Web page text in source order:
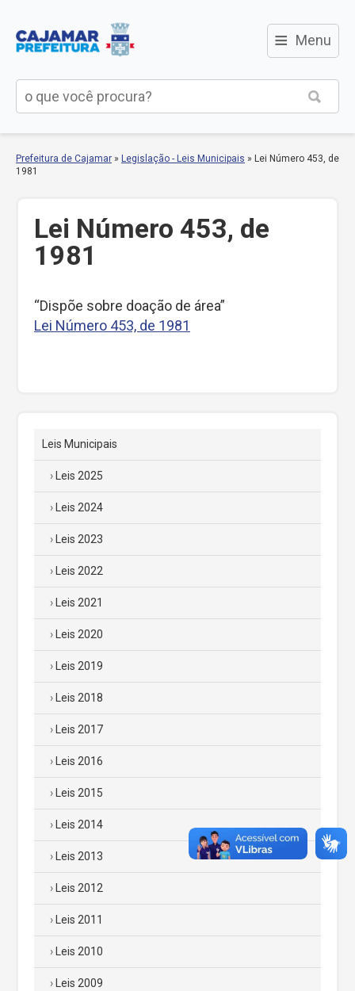
≡ Menu
Prefeitura de Cajamar » Legislação - Leis Municipais » Lei Número 453, de
1981
Lei Número 453, de
1981
“Dispõe sobre doação de área”
Lei Número 453, de 1981
Leis Municipais
Leis 2025
Leis 2024
Leis 2023
Leis 2022
Leis 2021
Leis 2020
Leis 2019
Leis 2018
Leis 2017
Leis 2016
Leis 2015
Leis 2014
Leis 2013
Leis 2012
Leis 2011
Leis 2010
Leis 2009